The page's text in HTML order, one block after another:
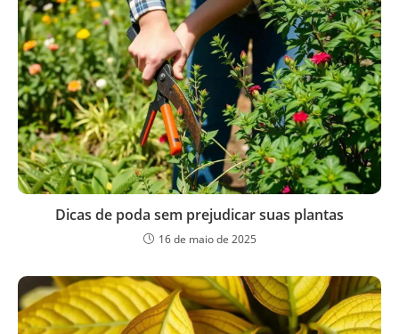
Dicas de poda sem prejudicar suas plantas
16 de maio de 2025